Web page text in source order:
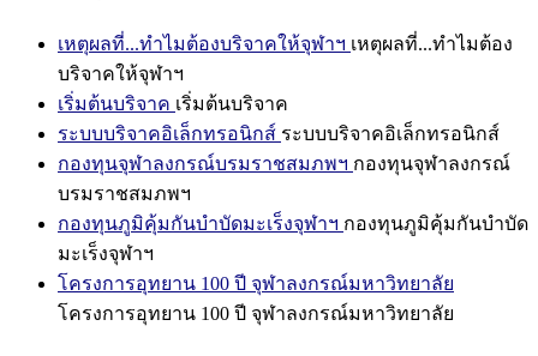
เหตุผลที่...ทำไมต้องบริจาคให้จุฬาฯ เหตุผลที่...ทำไมต้อง
บริจาคให้จุฬาฯ
เริ่มต้นบริจาค เริ่มต้นบริจาค
ระบบบริจาคอิเล็กทรอนิกส์ ระบบบริจาคอิเล็กทรอนิกส์
กองทุนจุฬาลงกรณ์บรมราชสมภพฯ กองทุนจุฬาลงกรณ์
บรมราชสมภพฯ
กองทุนภูมิคุ้มกันบำบัดมะเร็งจุฬาฯ กองทุนภูมิคุ้มกันบำบัด
มะเร็งจุฬาฯ
โครงการอุทยาน 100 ปี จุฬาลงกรณ์มหาวิทยาลัย
โครงการอุทยาน 100 ปี จุฬาลงกรณ์มหาวิทยาลัย